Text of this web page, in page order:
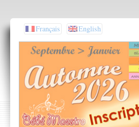
Français English